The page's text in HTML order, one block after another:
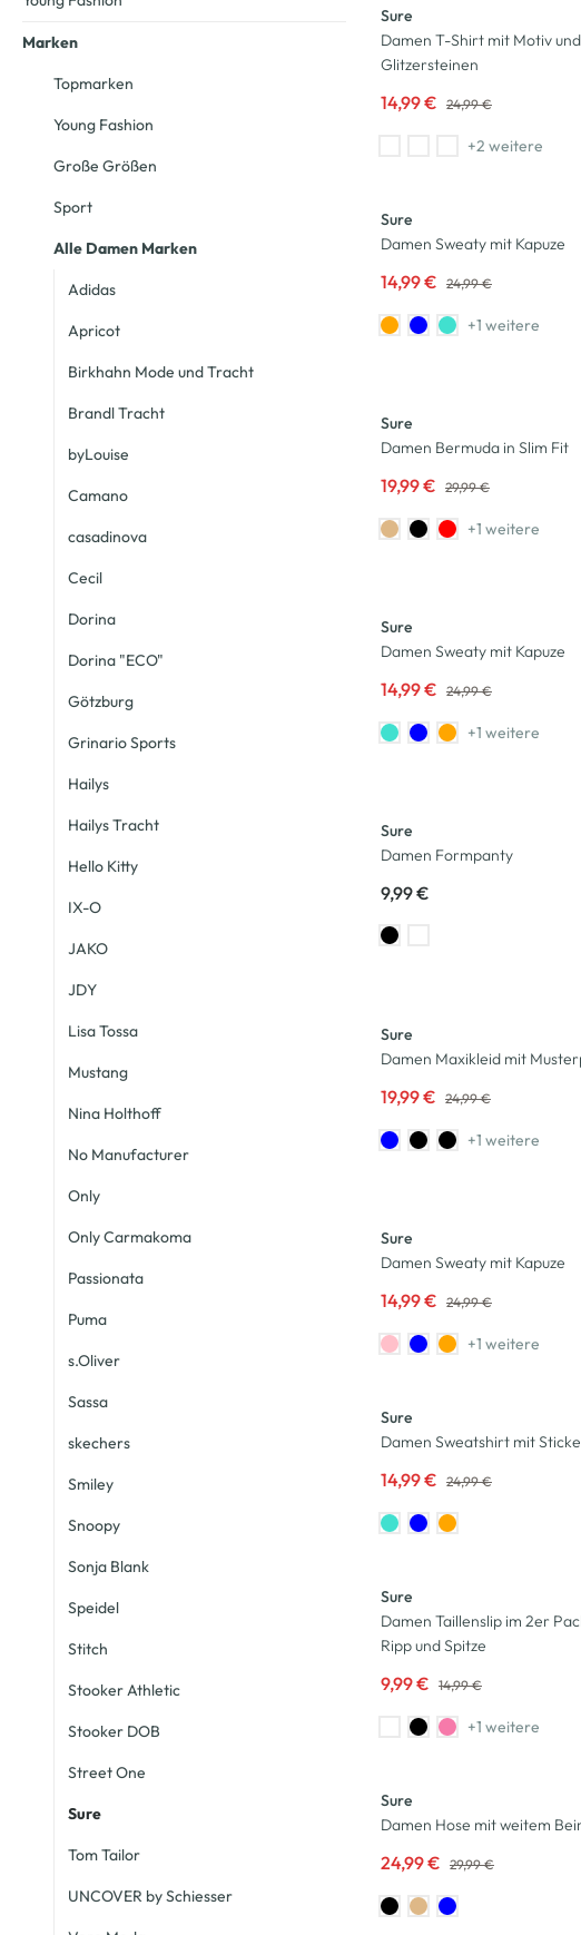
Sure
Damen T-Shirt mit Motiv und
Glitzersteinen
14,99 € 24,99 €
+2 weitere
Sure
Damen Sweaty mit Kapuze
14,99 € 24,99 €
+1 weitere
Sure
Damen Bermuda in Slim Fit
19,99 € 29,99 €
+1 weitere
Sure
Damen Sweaty mit Kapuze
14,99 € 24,99 €
+1 weitere
Sure
Damen Formpanty
9,99 €
Sure
Damen Maxikleid mit
19,99 € 24,99 €
+1 weitere
Sure
Damen Sweaty mit Kapuze
14,99 € 24,99 €
+1 weitere
Sure
Damen Sweatshirt mit
14,99 € 24,99 €
Sure
Damen Taillenslip im 2er
Ripp und Spitze
9,99 € 14,99 €
+1 weitere
Sure
Damen Hose mit weitem
24,99 € 29,99 €
Marken
Topmarken
Young Fashion
Große Größen
Sport
Alle Damen Marken
Adidas
Apricot
Birkhahn Mode und Tracht
Brandl Tracht
byLouise
Camano
casadinova
Cecil
Dorina
Dorina "ECO"
Götzburg
Grinario Sports
Hailys
Hailys Tracht
Hello Kitty
IX-O
JAKO
JDY
Lisa Tossa
Mustang
Nina Holthoff
No Manufacturer
Only
Only Carmakoma
Passionata
Puma
s.Oliver
Sassa
skechers
Smiley
Snoopy
Sonja Blank
Speidel
Stitch
Stooker Athletic
Stooker DOB
Street One
Sure
Tom Tailor
UNCOVER by Schiesser